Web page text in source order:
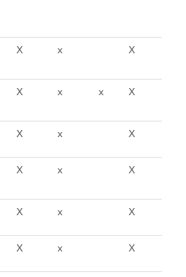
X x X
X x x X
X x X
X x X
X x X
X x X